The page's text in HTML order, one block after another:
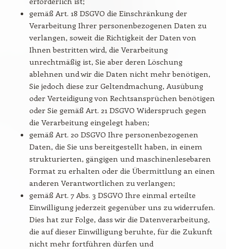
gemäß Art. 18 DSGVO die Einschränkung der
Verarbeitung Ihrer personenbezogenen Daten zu
verlangen, soweit die Richtigkeit der Daten von
Ihnen bestritten wird, die Verarbeitung
unrechtmäßig ist, Sie aber deren Löschung
ablehnen und wir die Daten nicht mehr benötigen,
Sie jedoch diese zur Geltendmachung, Ausübung
oder Verteidigung von Rechtsansprüchen benötigen
oder Sie gemäß Art. 21 DSGVO Widerspruch gegen
die Verarbeitung eingelegt haben;
gemäß Art. 20 DSGVO Ihre personenbezogenen
Daten, die Sie uns bereitgestellt haben, in einem
strukturierten, gängigen und maschinenlesebaren
Format zu erhalten oder die Übermittlung an einen
anderen Verantwortlichen zu verlangen;
gemäß Art. 7 Abs. 3 DSGVO Ihre einmal erteilte
Einwilligung jederzeit gegenüber uns zu widerrufen.
Dies hat zur Folge, dass wir die Datenverarbeitung,
die auf dieser Einwilligung beruhte, für die Zukunft
nicht mehr fortführen dürfen und